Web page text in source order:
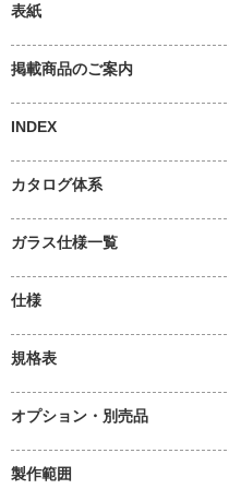
表紙
掲載商品のご案内
INDEX
カタログ体系
ガラス仕様一覧
仕様
規格表
オプション・別売品
製作範囲